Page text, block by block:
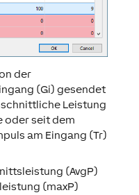
der
(Gi) gesendet
Leistung
oder seit dem
am Eingang (Tr)
(AvgP)
(maxP)